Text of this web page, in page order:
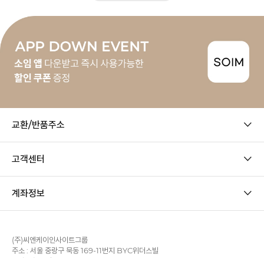
교환/반품주소
고객센터
계좌정보
(주)씨엔케이인사이트그룹
주소 : 서울 중랑구 묵동 169-11번지 BYC위더스빌